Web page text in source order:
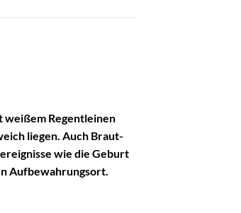
weißem Regentleinen
liegen. Auch Braut-
wie die Geburt
Aufbewahrungsort.